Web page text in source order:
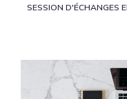
SESSION D'ÉCHANGES